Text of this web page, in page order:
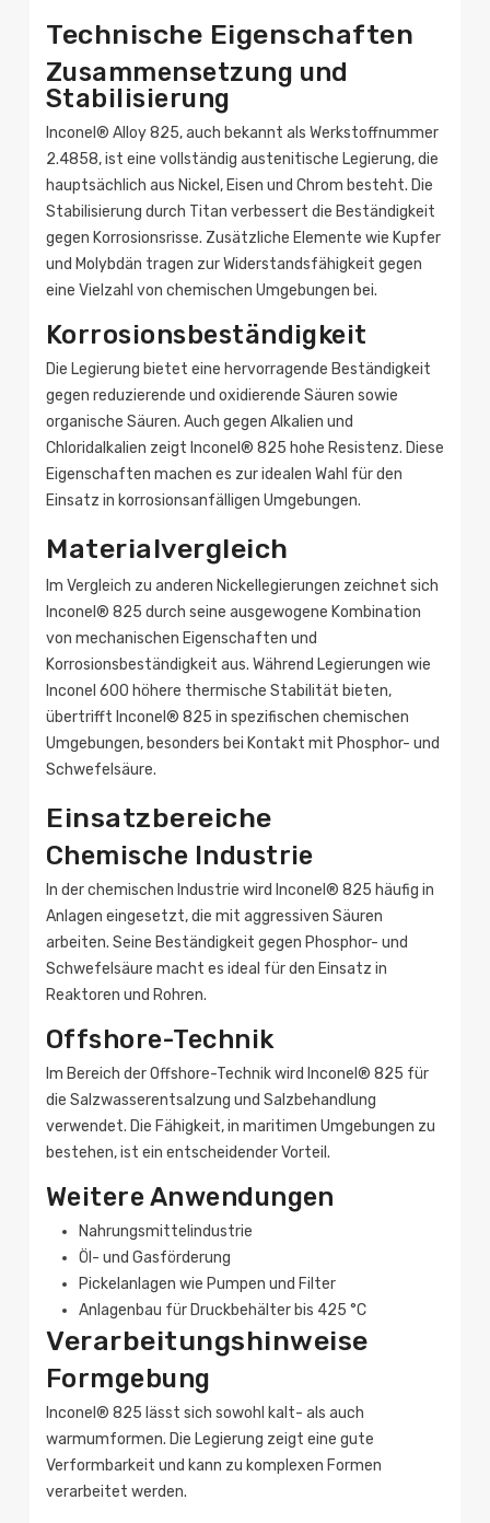
Technische Eigenschaften
Zusammensetzung und
Stabilisierung
Inconel® Alloy 825, auch bekannt als Werkstoffnummer
2.4858, ist eine vollständig austenitische Legierung, die
hauptsächlich aus Nickel, Eisen und Chrom besteht. Die
Stabilisierung durch Titan verbessert die Beständigkeit
gegen Korrosionsrisse. Zusätzliche Elemente wie Kupfer
und Molybdän tragen zur Widerstandsfähigkeit gegen
eine Vielzahl von chemischen Umgebungen bei.
Korrosionsbeständigkeit
Die Legierung bietet eine hervorragende Beständigkeit
gegen reduzierende und oxidierende Säuren sowie
organische Säuren. Auch gegen Alkalien und
Chloridalkalien zeigt Inconel® 825 hohe Resistenz. Diese
Eigenschaften machen es zur idealen Wahl für den
Einsatz in korrosionsanfälligen Umgebungen.
Materialvergleich
Im Vergleich zu anderen Nickellegierungen zeichnet sich
Inconel® 825 durch seine ausgewogene Kombination
von mechanischen Eigenschaften und
Korrosionsbeständigkeit aus. Während Legierungen wie
Inconel 600 höhere thermische Stabilität bieten,
übertrifft Inconel® 825 in spezifischen chemischen
Umgebungen, besonders bei Kontakt mit Phosphor- und
Schwefelsäure.
Einsatzbereiche
Chemische Industrie
In der chemischen Industrie wird Inconel® 825 häufig in
Anlagen eingesetzt, die mit aggressiven Säuren
arbeiten. Seine Beständigkeit gegen Phosphor- und
Schwefelsäure macht es ideal für den Einsatz in
Reaktoren und Rohren.
Offshore-Technik
Im Bereich der Offshore-Technik wird Inconel® 825 für
die Salzwasserentsalzung und Salzbehandlung
verwendet. Die Fähigkeit, in maritimen Umgebungen zu
bestehen, ist ein entscheidender Vorteil.
Weitere Anwendungen
Nahrungsmittelindustrie
Öl- und Gasförderung
Pickelanlagen wie Pumpen und Filter
Anlagenbau für Druckbehälter bis 425 °C
Verarbeitungshinweise
Formgebung
Inconel® 825 lässt sich sowohl kalt- als auch
warmumformen. Die Legierung zeigt eine gute
Verformbarkeit und kann zu komplexen Formen
verarbeitet werden.